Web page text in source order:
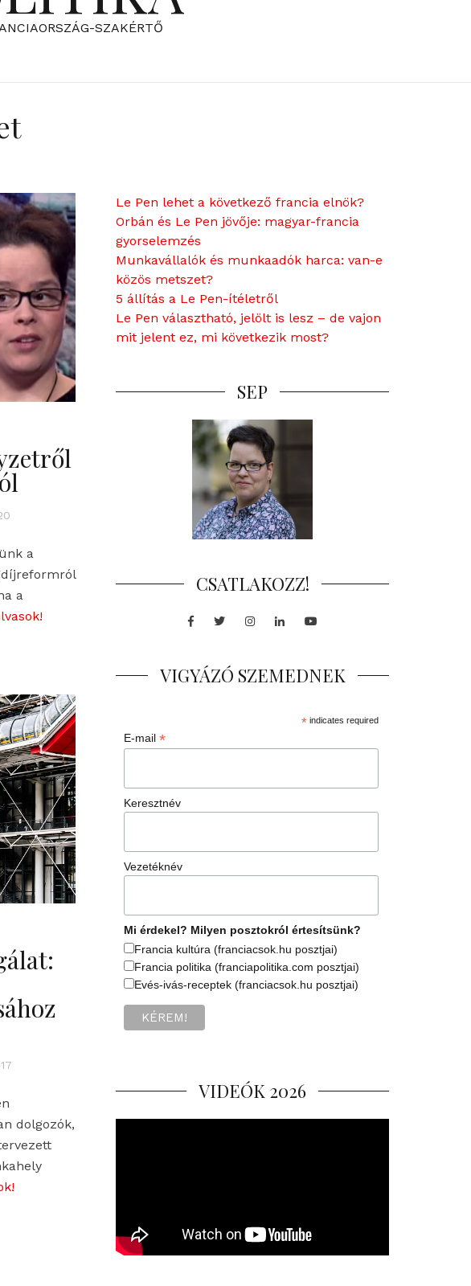
SZAKÉRTŐ
a
a
dolgozók,
Le Pen lehet a következő francia elnök?
Orbán és Le Pen jövője: magyar-francia
gyorselemzés
Munkavállalók és munkaadók harca: van-e
közös metszet?
5 állítás a Le Pen-ítéletről
Le Pen választható, jelölt is lesz – de vajon
mit jelent ez, mi következik most?
SEP
CSATLAKOZZ!
Facebook
TwitterInstagram
LinkedInYoutube
VIGYÁZÓ SZEMEDNEK
*indicates required
E-mail*
Keresztnév
Vezetéknév
Mi érdekel? Milyen posztokról értesítsünk?
Francia kultúra (franciacsok.hu posztjai)
Francia politika (franciapolitika.com posztjai)
Evés-ivás-receptek (franciacsok.hu posztjai)
VIDEÓK 2026